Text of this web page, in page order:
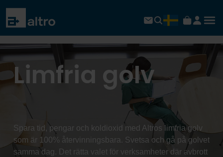
Limfria golv
Spara tid, pengar och koldioxid med Altros limfria golv
som är 100% återvinningsbara. Svetsa och gå på golvet
samma dag. Det rätta valet för verksamheter där avbrott